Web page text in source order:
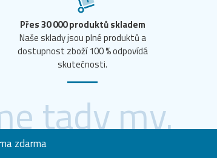
Přes 30 000 produktů skladem
Naše sklady jsou plné produktů a
dostupnost zboží 100 % odpovídá
skutečnosti.
tady my.
zdarma